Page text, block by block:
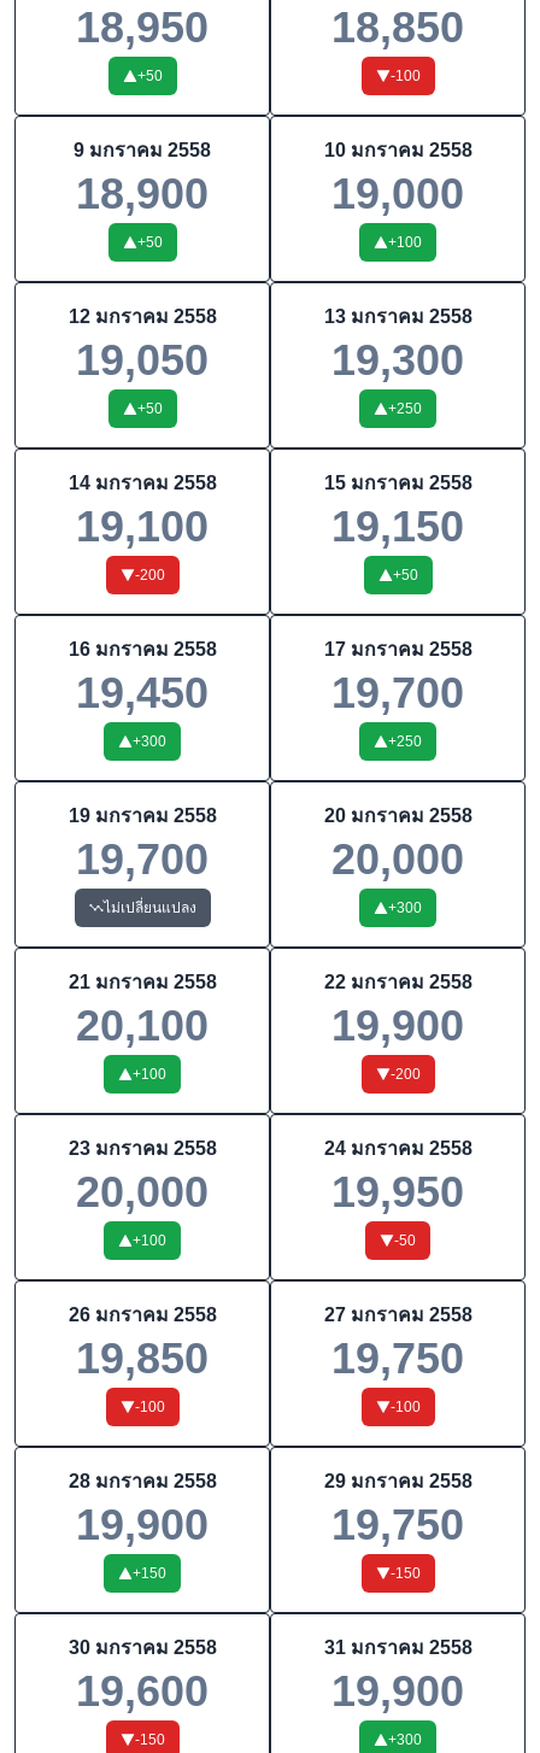
18,950
+50
18,850
-100
9 มกราคม 2558
18,900
+50
10 มกราคม 2558
19,000
+100
12 มกราคม 2558
19,050
+50
13 มกราคม 2558
19,300
+250
14 มกราคม 2558
19,100
-200
15 มกราคม 2558
19,150
+50
16 มกราคม 2558
19,450
+300
17 มกราคม 2558
19,700
+250
19 มกราคม 2558
19,700
ไม่เปลี่ยนแปลง
20 มกราคม 2558
20,000
+300
21 มกราคม 2558
20,100
+100
22 มกราคม 2558
19,900
-200
23 มกราคม 2558
20,000
+100
24 มกราคม 2558
19,950
-50
26 มกราคม 2558
19,850
-100
27 มกราคม 2558
19,750
-100
28 มกราคม 2558
19,900
+150
29 มกราคม 2558
19,750
-150
30 มกราคม 2558
19,600
-150
31 มกราคม 2558
19,900
+300